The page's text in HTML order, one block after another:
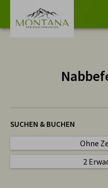
Ferienwohnungen
Oberstdorf
4 Pfoten
Deutsch
Tel.08322 4055
SUCHEN & BUCHEN
Ohne
2